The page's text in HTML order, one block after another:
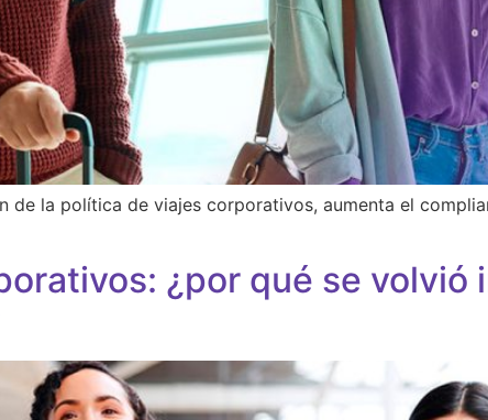
de la política de viajes corporativos, aumenta el
¿por qué se volvió